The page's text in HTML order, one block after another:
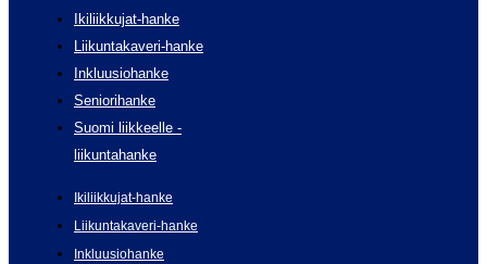
Ikiliikkujat-hanke
Liikuntakaveri-hanke
Inkluusiohanke
Seniorihanke
Suomi liikkeelle -
liikuntahanke
Ikiliikkujat-hanke
Liikuntakaveri-hanke
Inkluusiohanke